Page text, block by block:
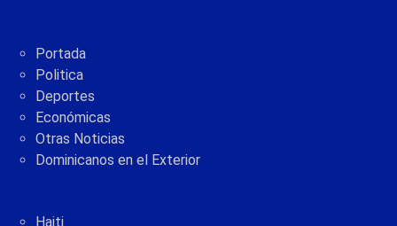
Portada
Politica
Deportes
Económicas
Otras Noticias
Dominicanos en el Exterior
Haiti